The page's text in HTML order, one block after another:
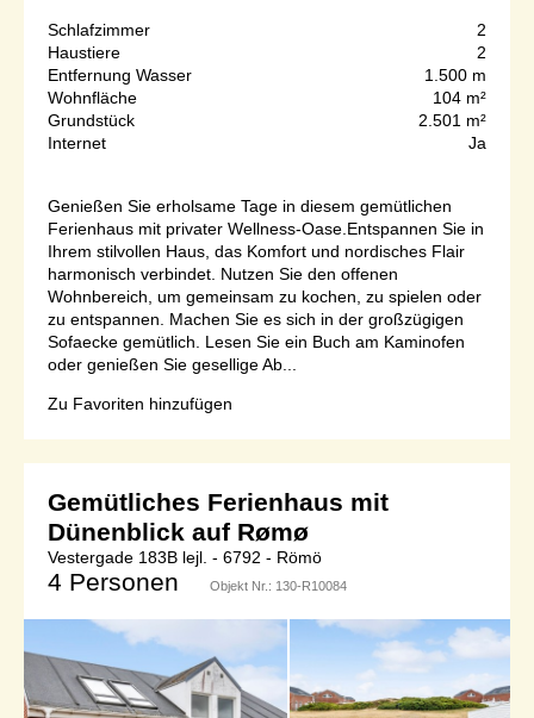
Schlafzimmer
2
Haustiere
2
Entfernung Wasser
1.500 m
Wohnfläche
104 m²
Grundstück
2.501 m²
Internet
Ja
Genießen Sie erholsame Tage in diesem gemütlichen
Ferienhaus mit privater Wellness-Oase.Entspannen Sie in
Ihrem stilvollen Haus, das Komfort und nordisches Flair
harmonisch verbindet. Nutzen Sie den offenen
Wohnbereich, um gemeinsam zu kochen, zu spielen oder
zu entspannen. Machen Sie es sich in der großzügigen
Sofaecke gemütlich. Lesen Sie ein Buch am Kaminofen
oder genießen Sie gesellige Ab...
Zu Favoriten hinzufügen
Gemütliches Ferienhaus mit
Dünenblick auf Rømø
Vestergade 183B lejl. - 6792 - Römö
4 Personen Objekt Nr.: 130-R10084